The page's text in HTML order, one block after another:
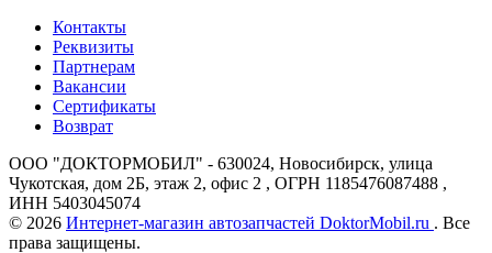
Контакты
Реквизиты
Партнерам
Вакансии
Сертификаты
Возврат
ООО "ДОКТОРМОБИЛ" - 630024, Новосибирск, улица
Чукотская, дом 2Б, этаж 2, офис 2 , ОГРН 1185476087488 ,
ИНН 5403045074
© 2026 Интернет-магазин автозапчастей DoktorMobil.ru . Все
права защищены.